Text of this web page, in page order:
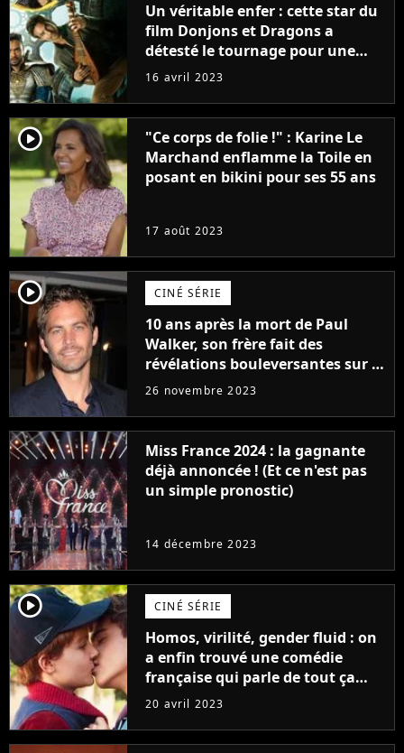
Un véritable enfer : cette star du
film Donjons et Dragons a
détesté le tournage pour une
raison très spéciale
16 avril 2023
player2
"Ce corps de folie !" : Karine Le
Marchand enflamme la Toile en
posant en bikini pour ses 55 ans
17 août 2023
player2 CINÉ SÉRIE
10 ans après la mort de Paul
Walker, son frère fait des
révélations bouleversantes sur la
réaction des acteurs de Fast and
26 novembre 2023
Miss France 2024 : la gagnante
déjà annoncée ! (Et ce n'est pas
un simple pronostic)
14 décembre 2023
player2 CINÉ SÉRIE
Homos, virilité, gender fluid : on
a enfin trouvé une comédie
française qui parle de tout ça
sans être super ringarde
20 avril 2023